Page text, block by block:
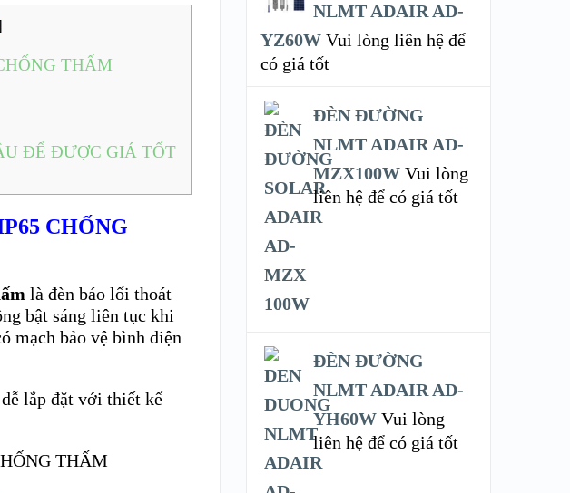
THẤM
ĐỂ ĐƯỢC GIÁ TỐT
CHỐNG
là đèn báo lối thoát
bật sáng liên tục khi
mạch bảo vệ bình điện
lắp đặt với thiết kế
NLMT ADAIR AD-
YZ60W Vui lòng liên hệ để
có giá tốt
ĐÈN ĐƯỜNG
NLMT ADAIR AD-
MZX100W Vui lòng
liên hệ để có giá tốt
ĐÈN ĐƯỜNG
NLMT ADAIR AD-
YH60W Vui lòng
liên hệ để có giá tốt